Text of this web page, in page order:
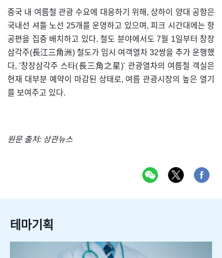
중국 내 여름철 관광 수요에 대응하기 위해, 상하이 양대 공항은
국내선 셔틀 노선 25개를 운영하고 있으며, 피크 시간대에는 항
공편을 집중 배치하고 있다. 철도 분야에서도 7월 1일부터 창장
삼각주(長江三角洲) 철도가 임시 여객열차 32쌍을 추가 운행했
다, '창장삼각주 스타(長三角之星)' 관광열차의 여름철 객실은
현재 대부분 예약이 마감된 상태로, 여름 관광시장의 높은 열기
를 보여주고 있다.
원문 출처: 상관뉴스
테마기획